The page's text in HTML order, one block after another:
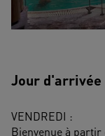
Jour d'arrivée
VENDREDI :
Bienvenue à